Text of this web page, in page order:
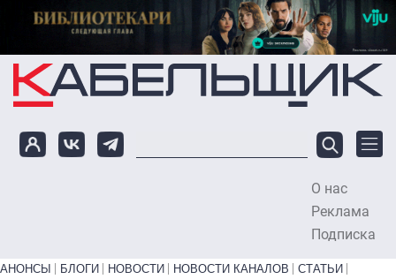
Перейти к основному содержанию
О нас
Реклама
Подписка
Primary links bottom
АНОНСЫ БЛОГИ НОВОСТИ НОВОСТИ КАНАЛОВ
СТАТЬИ